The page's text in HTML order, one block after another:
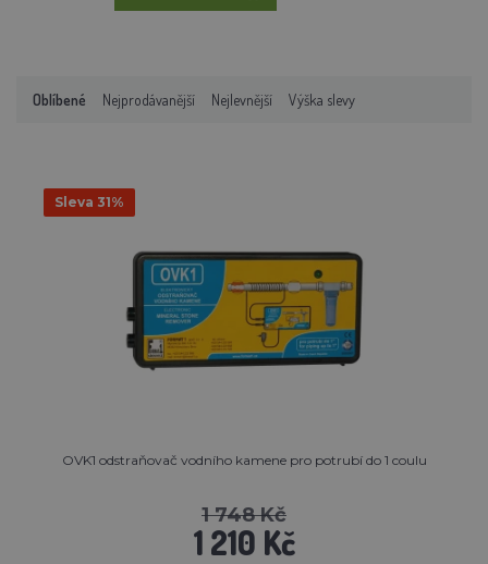
Oblíbené Nejprodávanější Nejlevnější Výška slevy
Sleva 31%
OVK1 odstraňovač vodního kamene pro potrubí do 1 coulu
1 748 Kč
1 210 Kč